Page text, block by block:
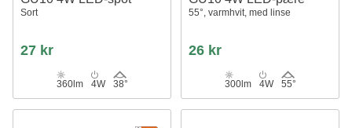
Sort
27 kr
360lm 4W 38°
55°, varmhvit, med linse
26 kr
300lm 4W 55°